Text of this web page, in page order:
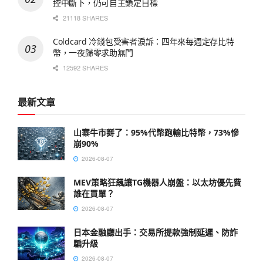
控中斷下，仍可自主鎖定目標
21118 SHARES
Coldcard 冷錢包受害者淚訴：四年來每週定存比特
幣，一夜歸零求助無門
12592 SHARES
最新文章
山寨牛市掰了：95%代幣跑輸比特幣，73%慘
崩90%
2026-08-07
MEV策略狂飆讓TG機器人崩盤：以太坊優先費
誰在買單？
2026-08-07
日本金融廳出手：交易所提款強制延遲、防詐
騙升級
2026-08-07